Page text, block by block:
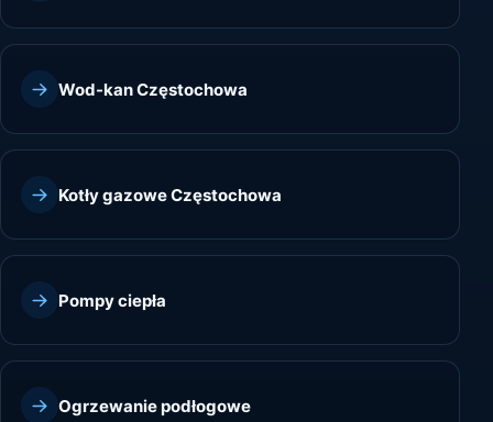
Wod-kan Częstochowa
Kotły gazowe Częstochowa
Pompy ciepła
Ogrzewanie podłogowe